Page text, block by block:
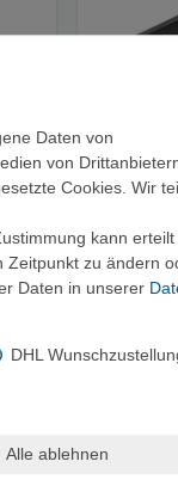
-
Black
Pick - Haue
Daten von
von
Cookies. Wir
kann erteilt
Zeitpunkt zu ändern
Daten in unserer
DHL
Alle ablehnen